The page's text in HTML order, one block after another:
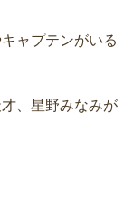
ャプテンがいる
、星野みなみが